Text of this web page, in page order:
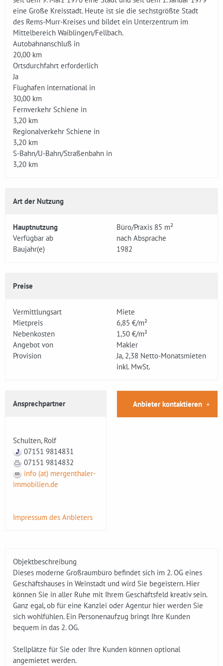
eine Große Kreisstadt. Heute ist sie die sechstgrößte Stadt
des Rems-Murr-Kreises und bildet ein Unterzentrum im
Mittelbereich Waiblingen/Fellbach.
Autobahnanschluß in
20,00 km
Ortsdurchfahrt erforderlich
Ja
Flughafen international in
30,00 km
Fernverkehr Schiene in
3,20 km
Regionalverkehr Schiene in
3,20 km
S-Bahn/U-Bahn/Straßenbahn in
3,20 km
Art der Nutzung
Hauptnutzung
Büro/Praxis 85 m²
Verfügbar ab
nach Absprache
Baujahr(e)
1982
Preise
Vermittlungsart
Miete
Mietpreis
6,85 €/m²
Nebenkosten
1,50 €/m²
Angebot von
Makler
Provision
Ja, 2,38 Netto-Monatsmieten
inkl. MwSt.
Ansprechpartner
Schulten, Rolf
07151 9814831
07151 9814832
info (at) mergenthaler-
immobilien.de
Impressum des Anbieters
Anbieter kontaktieren
Objektbeschreibung
Dieses moderne Großraumbüro befindet sich im 2. OG eines
Geschäftshauses in Weinstadt und wird Sie begeistern. Hier
können Sie in aller Ruhe mit Ihrem Geschäftsfeld kreativ sein.
Ganz egal, ob für eine Kanzlei oder Agentur hier werden Sie
sich wohlfühlen. Ein Personenaufzug bringt Ihre Kunden
bequem in das 2. OG.
Stellplätze für Sie oder Ihre Kunden können optional
angemietet werden.